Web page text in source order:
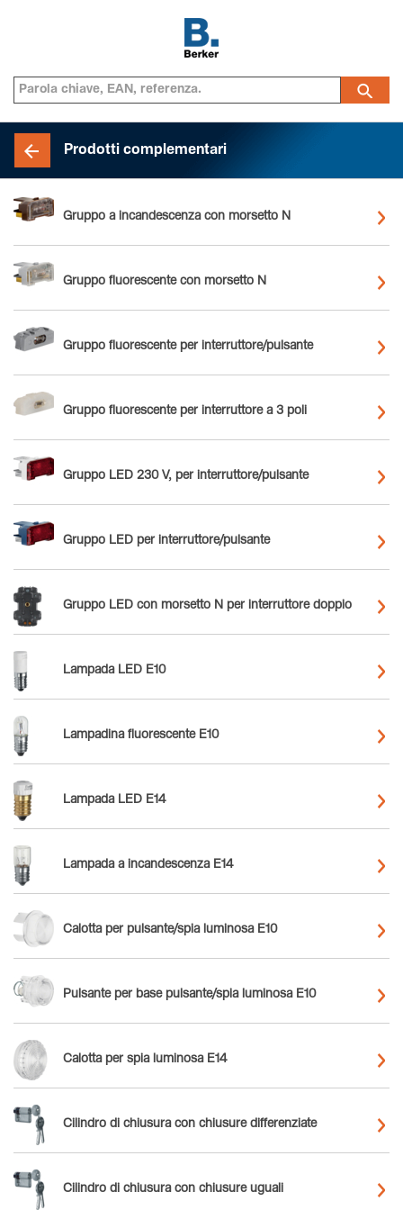
Prodotti complementari
Gruppo a incandescenza con morsetto N
Gruppo fluorescente con morsetto N
Gruppo fluorescente per interruttore/pulsante
Gruppo fluorescente per interruttore a 3 poli
Gruppo LED 230 V, per interruttore/pulsante
Gruppo LED per interruttore/pulsante
Gruppo LED con morsetto N per interruttore doppio
Lampada LED E10
Lampadina fluorescente E10
Lampada LED E14
Lampada a incandescenza E14
Calotta per pulsante/spia luminosa E10
Pulsante per base pulsante/spia luminosa E10
Calotta per spia luminosa E14
Cilindro di chiusura con chiusure differenziate
Cilindro di chiusura con chiusure uguali